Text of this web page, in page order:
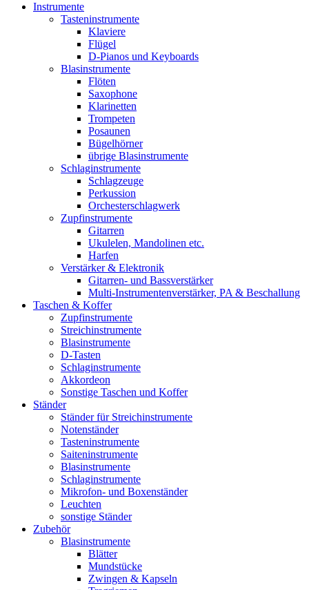
Instrumente
Tasteninstrumente
Klaviere
Flügel
D-Pianos und Keyboards
Blasinstrumente
Flöten
Saxophone
Klarinetten
Trompeten
Posaunen
Bügelhörner
übrige Blasinstrumente
Schlaginstrumente
Schlagzeuge
Perkussion
Orchesterschlagwerk
Zupfinstrumente
Gitarren
Ukulelen, Mandolinen etc.
Harfen
Verstärker & Elektronik
Gitarren- und Bassverstärker
Multi-Instrumentenverstärker, PA & Beschallung
Taschen & Koffer
Zupfinstrumente
Streichinstrumente
Blasinstrumente
D-Tasten
Schlaginstrumente
Akkordeon
Sonstige Taschen und Koffer
Ständer
Ständer für Streichinstrumente
Notenständer
Tasteninstrumente
Saiteninstrumente
Blasinstrumente
Schlaginstrumente
Mikrofon- und Boxenständer
Leuchten
sonstige Ständer
Zubehör
Blasinstrumente
Blätter
Mundstücke
Zwingen & Kapseln